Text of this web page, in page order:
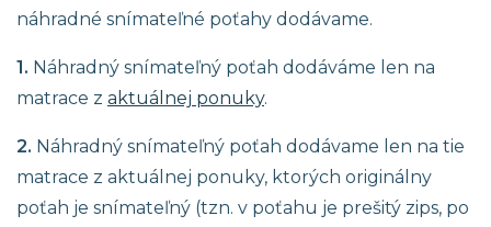
náhradné snímateľné poťahy dodávame.
1. Náhradný snímateľný poťah dodáváme len na
matrace z aktuálnej ponuky.
2. Náhradný snímateľný poťah dodávame len na tie
matrace z aktuálnej ponuky, ktorých originálny
poťah je snímateľný (tzn. v poťahu je prešitý zips, po